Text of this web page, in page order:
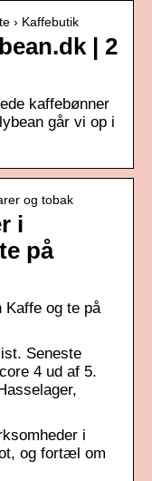
› Kaffebutik
| 2
kaffebønner
går vi op i
og tobak
i
på
Kaffe og te på
Seneste
4 ud af 5.
i
og fortæl om